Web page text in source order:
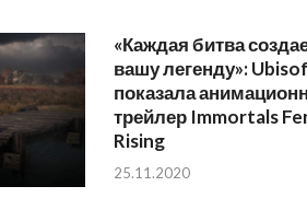
«Каждая битва
вашу легенду»:
показала
трейлер Immortals
Rising
25.11.2020